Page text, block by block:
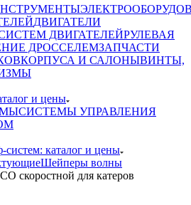
ДВИГАТЕЛИ
ДВИГАТЕЛЕЙРУЛЕВАЯ
ДРОССЕЛЕМЗАПЧАСТИ
КОРПУСА И САЛОНЫВИНТЫ,
и цены
СИСТЕМЫ УПРАВЛЕНИЯ
каталог и цены
Шейперы волны
скоростной для катеров